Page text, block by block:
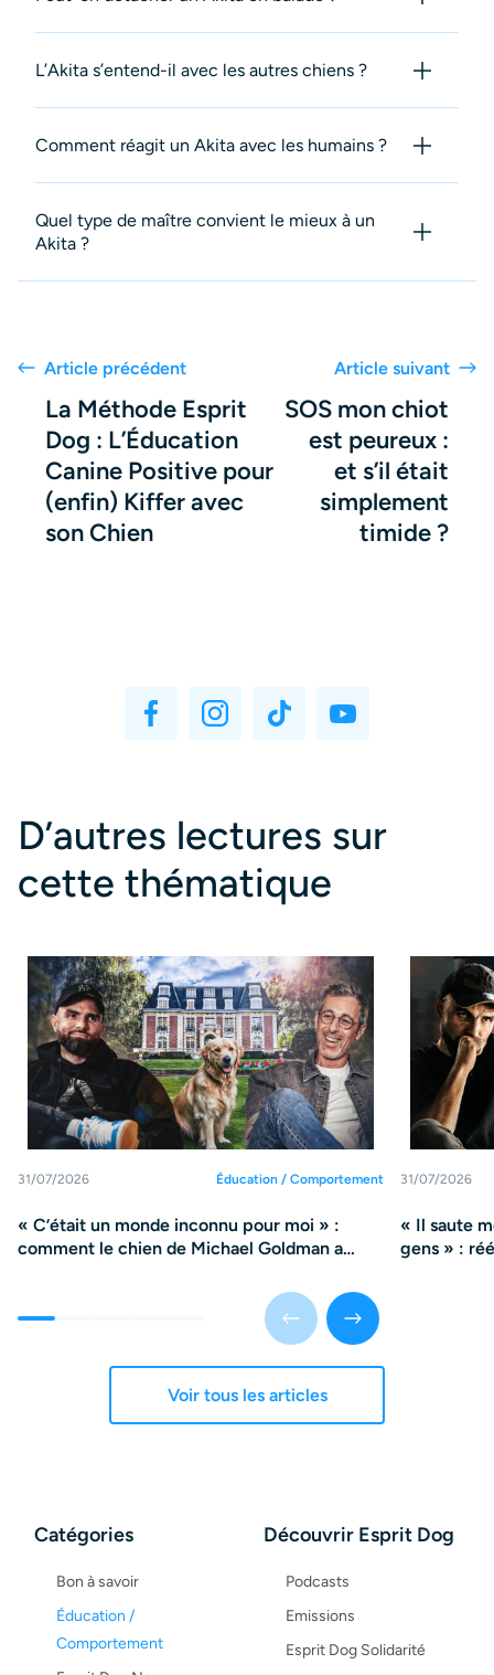
Catégories
Bon à savoir
Éducation /
Comportement
Découvrir Esprit Dog
Podcasts
Emissions
Esprit Dog Solidarité
L’Akita s’entend-il avec les autres chiens ?
Comment réagit un Akita avec les humains ?
Quel type de maître convient le mieux à un
Akita ?
Article précédent
La Méthode Esprit
Dog : L’Éducation
Canine Positive pour
(enfin) Kiffer avec
son Chien
Article suivant
SOS mon chiot
est peureux :
et s’il était
simplement
timide ?
D’autres lectures sur
cette thématique
31/07/2026 Éducation / Comportement
« C’était un monde inconnu pour moi » :
comment le chien de Michael Goldman a
31/07/2026
« Il saute
gens » :
Voir tous les articles